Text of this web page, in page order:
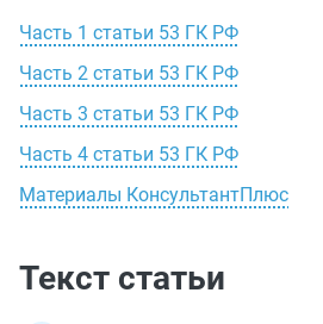
Часть 1 статьи 53 ГК РФ
Часть 2 статьи 53 ГК РФ
Часть 3 статьи 53 ГК РФ
Часть 4 статьи 53 ГК РФ
Материалы КонсультантПлюс
Текст статьи